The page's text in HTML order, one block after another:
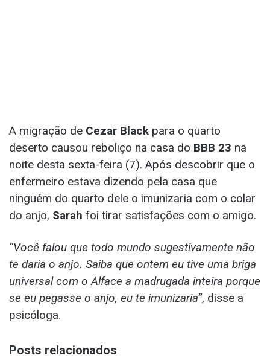
A migração de Cezar Black para o quarto
deserto causou reboliço na casa do BBB 23 na
noite desta sexta-feira (7). Após descobrir que o
enfermeiro estava dizendo pela casa que
ninguém do quarto dele o imunizaria com o colar
do anjo, Sarah foi tirar satisfações com o amigo.
“Você falou que todo mundo sugestivamente não
te daria o anjo. Saiba que ontem eu tive uma briga
universal com o Alface a madrugada inteira porque
se eu pegasse o anjo, eu te imunizaria”, disse a
psicóloga.
Posts relacionados